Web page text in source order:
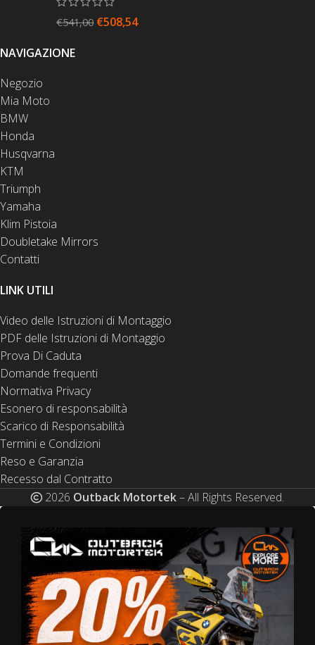
€541,00 €508,54
NAVIGAZIONE
Negozio
Mia Moto
BMW
Honda
Husqvarna
KTM
Triumph
Yamaha
Klim Pistoia
Doubletake Mirrors
Contatti
LINK UTILI
Video delle Istruzioni di Montaggio
PDF delle Istruzioni di Montaggio
Prova Di Caduta
Domande frequenti
Normativa Privacy
Esonero di responsabilità
Scarico di Responsabilità
Termini e Condizioni
Reso e Garanzia
Recesso dal Contratto
2026 Outback Motortek– All Rights Reserved.